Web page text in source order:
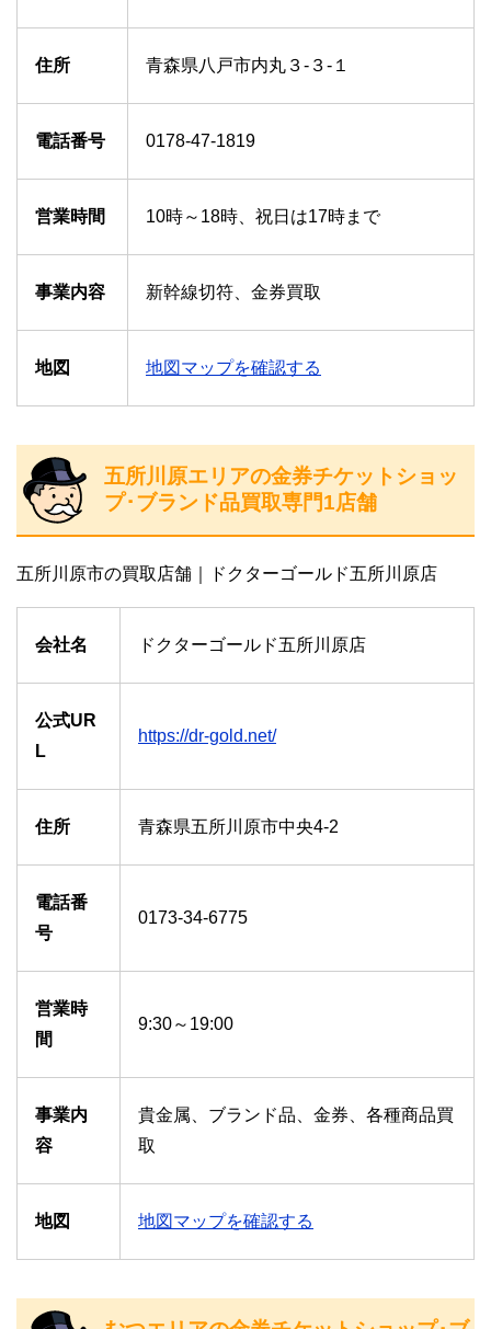
住所 青森県八戸市内丸３-３-１
電話番号 0178-47-1819
営業時間 10時～18時、祝日は17時まで
事業内容 新幹線切符、金券買取
地図 地図マップを確認する
五所川原エリアの金券チケットショッ
プ･ブランド品買取専門1店舗
五所川原市の買取店舗｜ドクターゴールド五所川原店
会社名 ドクターゴールド五所川原店
公式UR
L
https://dr-gold.net/
住所 青森県五所川原市中央4-2
電話番
号
0173-34-6775
営業時
間
9:30～19:00
事業内
容
貴金属、ブランド品、金券、各種商品買
取
地図 地図マップを確認する